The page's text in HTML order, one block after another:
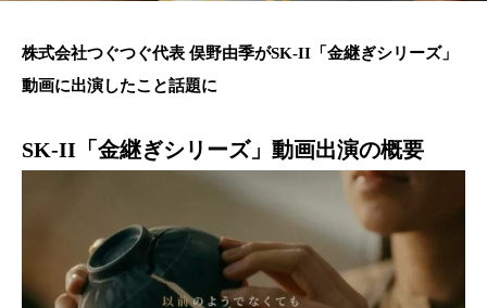
株式会社つぐつぐ代表 俣野由季がSK-II「金継ぎシリーズ」
動画に出演したこと話題に
SK-II「金継ぎシリーズ」動画出演の概要